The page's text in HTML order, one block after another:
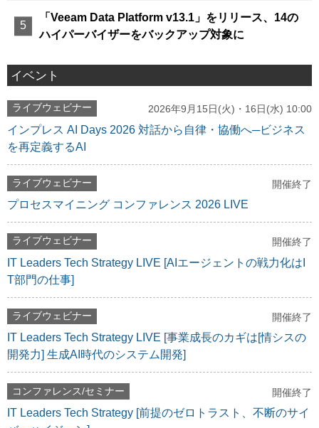
「Veeam Data Platform v13.1」をリリース、14の
ハイパーバイザーをバックアップ対象に
イベント
ライブウェビナー 2026年9月15日(火)・16日(水) 10:00
インプレス AI Days 2026 対話から自律・協働へ─ビジネス
を再定義するAI
ライブウェビナー 開催終了
プロセスマイニング コンファレンス 2026 LIVE
ライブウェビナー 開催終了
IT Leaders Tech Strategy LIVE [AIエージェントの戦力化はI
T部門の仕事]
ライブウェビナー 開催終了
IT Leaders Tech Strategy LIVE [事業成長のカギは[情シスの
開発力] 生成AI時代のシステム開発]
コンファレンス/セミナー 開催終了
IT Leaders Tech Strategy [前提のゼロトラスト、不断のサイ